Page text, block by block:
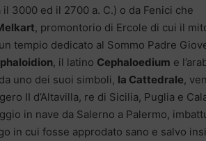
il 3000 ed il 2700 a. C.) o da Fenici che
, promontorio di Ercole di cui il
tempio dedicato al Sommo Padre
, il latino Cephaloedium e
uno dei suoi simboli, la Cattedrale,
II d’Altavilla, re di Sicilia, Puglia e
in nave da Salerno a Palermo,
in cui fosse approdato sano e salvo